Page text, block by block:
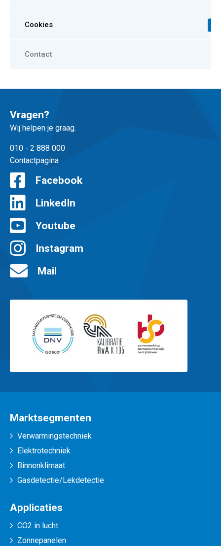
Cookies
Contact
Vragen?
Wij helpen je graag.
010 - 2 888 000
Contactpagina
Facebook
LinkedIn
Youtube
Instagram
Mail
Marktsegmenten
Verwarmingstechniek
Elektrotechniek
Binnenklimaat
Gasdetectie/Lekdetectie
Applicaties
CO2 in lucht
Zonnepanelen